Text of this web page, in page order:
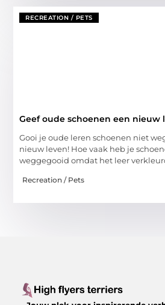
RECREATION / PETS
Geef oude schoenen een nieuw
Gooi je oude leren schoenen niet
nieuw leven! Hoe vaak heb je
weggegooid omdat het leer
Recreation / Pets